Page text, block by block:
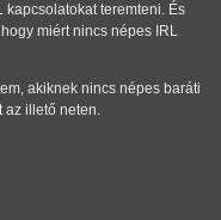
teremteni. És
miért nincs népes IRL
akiknek nincs népes baráti
illető neten.